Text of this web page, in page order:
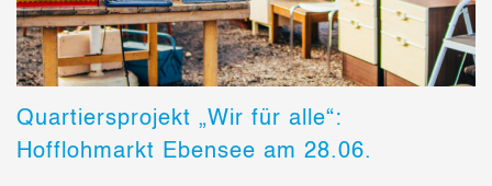
Quartiersprojekt „Wir für alle“:
Hofflohmarkt Ebensee am 28.06.